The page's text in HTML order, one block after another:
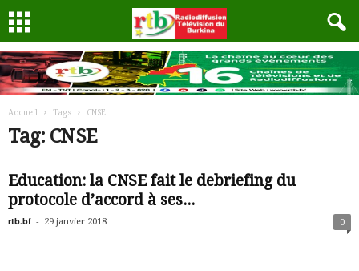
Accueil Tags CNSE
Tag: CNSE
Education: la CNSE fait le debriefing du
protocole d’accord à ses...
rtb.bf - 29 janvier 2018 0